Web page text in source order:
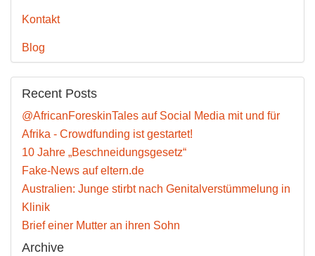
Kontakt
Blog
Recent Posts
@AfricanForeskinTales auf Social Media mit und für
Afrika - Crowdfunding ist gestartet!
10 Jahre „Beschneidungsgesetz“
Fake-News auf eltern.de
Australien: Junge stirbt nach Genitalverstümmelung in
Klinik
Brief einer Mutter an ihren Sohn
Archive